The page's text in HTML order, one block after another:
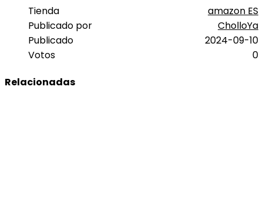
Tienda
amazon ES
Publicado por
CholloYa
Publicado
2024-09-10
Votos
0
Relacionadas